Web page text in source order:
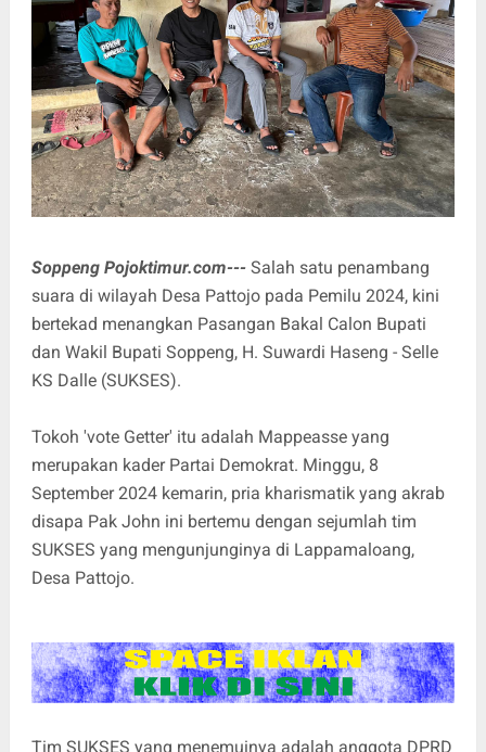
Soppeng Pojoktimur.com---Salah satu penambang
suara di wilayah Desa Pattojo pada Pemilu 2024, kini
bertekad menangkan Pasangan Bakal Calon Bupati
dan Wakil Bupati Soppeng, H. Suwardi Haseng - Selle
KS Dalle (SUKSES).
Tokoh 'vote Getter' itu adalah Mappeasse yang
merupakan kader Partai Demokrat. Minggu, 8
September 2024 kemarin, pria kharismatik yang akrab
disapa Pak John ini bertemu dengan sejumlah tim
SUKSES yang mengunjunginya di Lappamaloang,
Desa Pattojo.
Tim SUKSES yang menemuinya adalah anggota DPRD